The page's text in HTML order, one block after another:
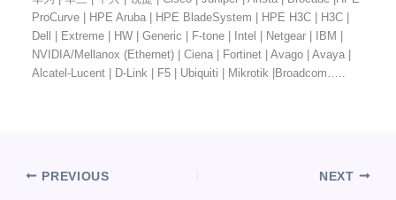
ProCurve | HPE Aruba | HPE BladeSystem | HPE H3C | H3C |
Dell | Extreme | HW | Generic | F-tone | Intel | Netgear | IBM |
NVIDIA/Mellanox (Ethernet) | Ciena | Fortinet | Avago | Avaya |
Alcatel-Lucent | D-Link | F5 | Ubiquiti | Mikrotik |Broadcom…..
PREVIOUS NEXT